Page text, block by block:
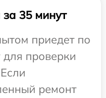
35 минут
приедет по
проверки
ремонт